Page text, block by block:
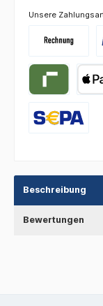
Unsere
Beschreibung
Bewertungen